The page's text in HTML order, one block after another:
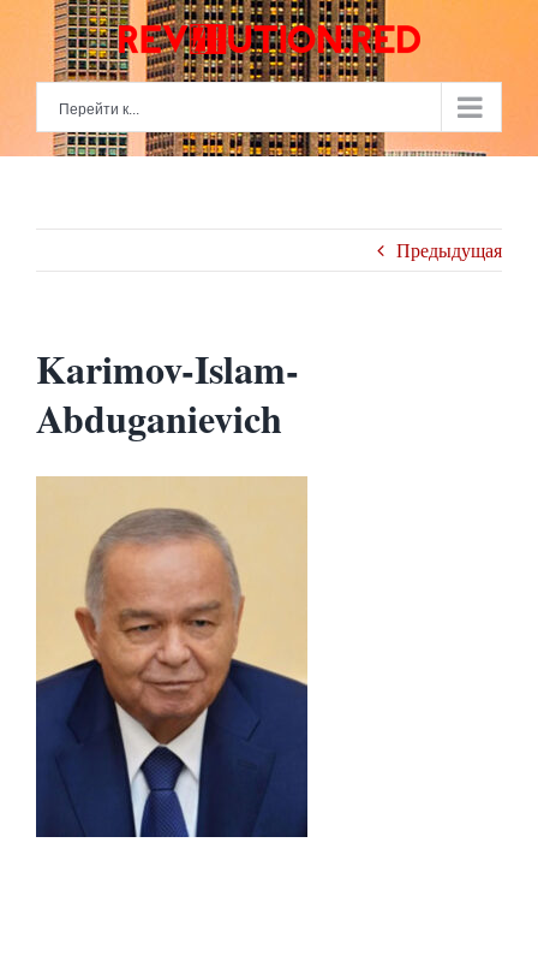
content
Перейти к...
Предыдущая
Karimov-Islam-
Abduganievich